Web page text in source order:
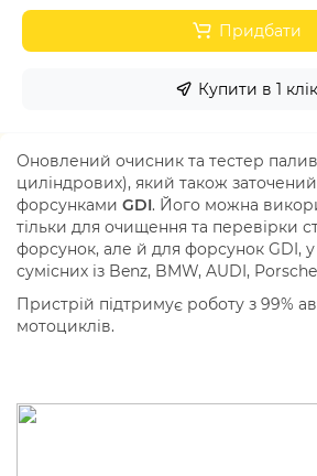
Придбати
Купити в 1 клік
Оновлений очисник та тестер
циліндрових), який також заточений
форсунками GDI. Його можна
тільки для очищення та перевірки
форсунок, але й для форсунок GDI, у
сумісних із Benz, BMW, AUDI,
Пристрій підтримує роботу з 99%
мотоциклів.